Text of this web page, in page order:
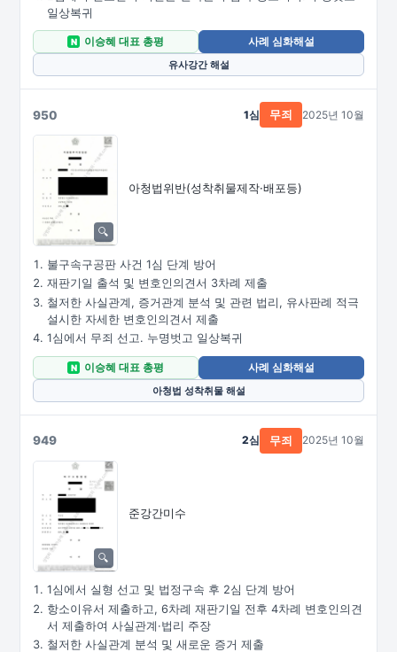
일상복귀
N 이승혜 대표 총평
사례 심화해설
유사강간 해설
950
아청법위반(성착취물제작·배포등)
1심 무죄 2025년 10월
불구속구공판 사건 1심 단계 방어
재판기일 출석 및 변호인의견서 3차례 제출
철저한 사실관계, 증거관계 분석 및 관련 법리, 유사판례 적극
설시한 자세한 변호인의견서 제출
1심에서 무죄 선고. 누명벗고 일상복귀
N 이승혜 대표 총평
사례 심화해설
아청법 성착취물 해설
949
준강간미수
2심 무죄 2025년 10월
1심에서 실형 선고 및 법정구속 후 2심 단계 방어
항소이유서 제출하고, 6차례 재판기일 전후 4차례 변호인의견
서 제출하여 사실관계·법리 주장
철저한 사실관계 분석 및 새로운 증거 제출